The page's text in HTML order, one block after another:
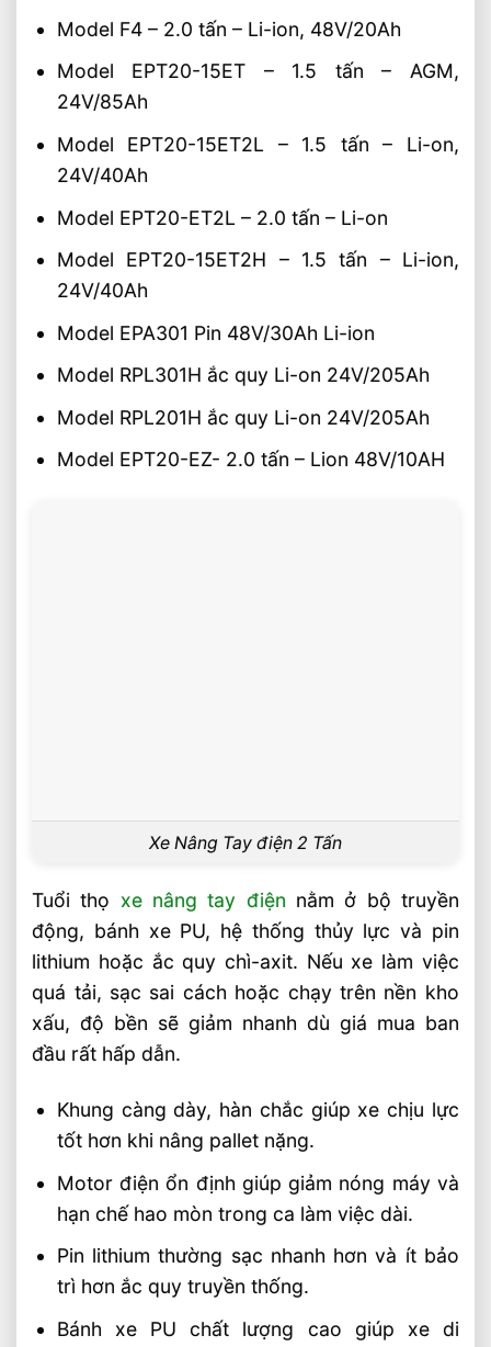
Nâng Cao 3–5m Có Đáng Đầu Tư?
Xe Nâng Điện Reach Truck 1.5 Tấn Nâng
Cao 8–12m Cho Kho Kệ Cao
Model F4 – 2.0 tấn – Li-ion, 48V/20Ah
Model EPT20-15ET – 1.5 tấn – AGM,
24V/85Ah
Model EPT20-15ET2L – 1.5 tấn – Li-on,
24V/40Ah
Model EPT20-ET2L – 2.0 tấn – Li-on
Model EPT20-15ET2H – 1.5 tấn – Li-ion,
24V/40Ah
Model EPA301 Pin 48V/30Ah Li-ion
Model RPL301H ắc quy Li-on 24V/205Ah
Model RPL201H ắc quy Li-on 24V/205Ah
Model EPT20-EZ- 2.0 tấn – Lion 48V/10AH
Xe Nâng Tay điện 2 Tấn
Tuổi thọ xe nâng tay điện nằm ở bộ truyền
động, bánh xe PU, hệ thống thủy lực và pin
lithium hoặc ắc quy chì-axit. Nếu xe làm việc
quá tải, sạc sai cách hoặc chạy trên nền kho
xấu, độ bền sẽ giảm nhanh dù giá mua ban
đầu rất hấp dẫn.
Khung càng dày, hàn chắc giúp xe chịu lực
tốt hơn khi nâng pallet nặng.
Motor điện ổn định giúp giảm nóng máy và
hạn chế hao mòn trong ca làm việc dài.
Pin lithium thường sạc nhanh hơn và ít bảo
trì hơn ắc quy truyền thống.
Bánh xe PU chất lượng cao giúp xe di